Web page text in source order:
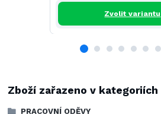
Zvolit variantu
Zboží zařazeno v kategoriích
PRACOVNÍ ODĚVY